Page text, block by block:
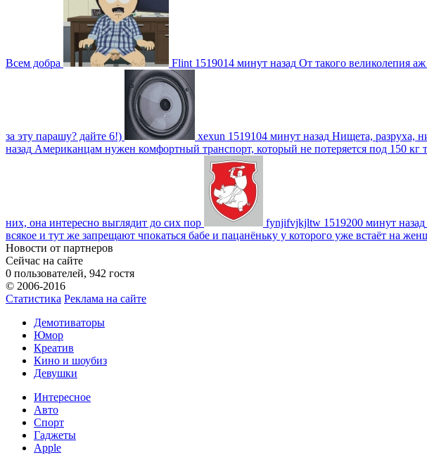
Всем добра Flint 1519014 минут назад От такого великолепия аж
за эту парашу? дайте 6!) xexun 1519104 минут назад Нищета, разруха,
назад Американцам нужен комфортный транспорт, который не потеряется под 150 кг
них, она интересно выглядит до сих пор fynjifvjkjltw 1519200 минут назад
всякое и тут же запрещают чпокаться бабе и пацанёньку у которого уже встаёт на
Новости от партнеров
Сейчас на сайте
0 пользователей, 942 гостя
© 2006-2016
Статистика Реклама на сайте
Демотиваторы
Юмор
Креатив
Кино и шоубиз
Девушки
Интересное
Авто
Спорт
Гаджеты
Apple